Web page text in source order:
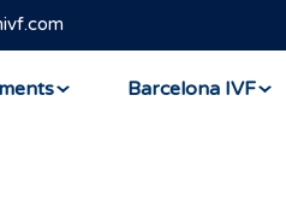
Barcelona IVF